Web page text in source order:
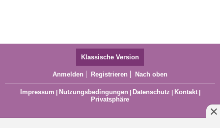
Klassische Version
Anmelden Registrieren Nach oben
Impressum Nutzungsbedingungen Datenschutz Kontakt|
Privatsphäre